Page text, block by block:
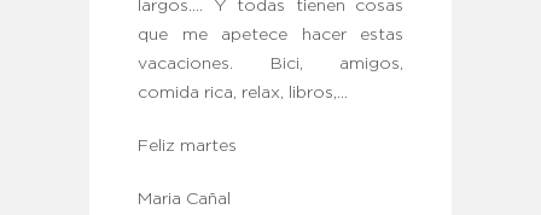
largos…. Y todas tienen cosas
que me apetece hacer estas
vacaciones. Bici, amigos,
comida rica, relax, libros,…
Feliz martes
Maria Cañal